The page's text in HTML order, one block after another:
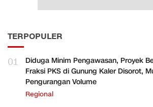
TERPOPULER
01
Diduga Minim Pengawasan, Proyek
Fraksi PKS di Gunung Kaler Disorot,
Pengurangan Volume
Regional